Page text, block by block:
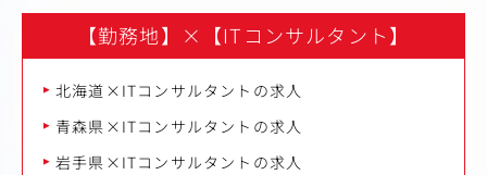
【勤務地】 × 【ITコンサルタント】
北海道×ITコンサルタントの求人
青森県×ITコンサルタントの求人
岩手県×ITコンサルタントの求人